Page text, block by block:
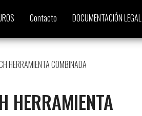
Contacto DOCUMENTACIÓN LEGAL
HERRAMIENTA COMBINADA
HERRAMIENTA